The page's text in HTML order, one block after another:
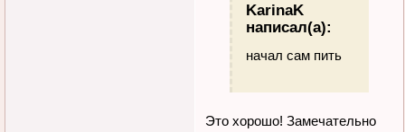
KarinaK
написал(а):
начал сам пить
Это хорошо! Замечательно